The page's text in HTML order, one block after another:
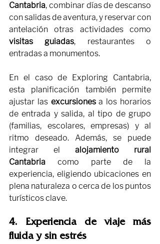
Cantabria, combinar días de descanso
con salidas de aventura, y reservar con
visitas guiadas, restaurantes o
entradas a monumentos.
En el caso de Exploring Cantabria,
esta planificación también permite
ajustar las excursiones a los horarios
de entrada y salida, al tipo de grupo
(familias, escolares, empresas) y al
ritmo deseado. Además, se puede
integrar el alojamiento rural
Cantabria como parte de la
experiencia, eligiendo ubicaciones en
plena naturaleza o cerca de los puntos
turísticos clave.
4. Experiencia de viaje más
fluida y sin estrés